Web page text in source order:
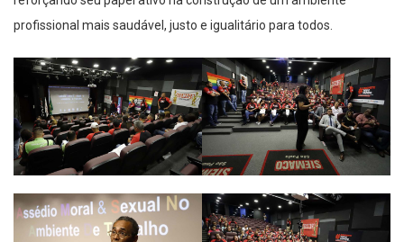
profissional mais saudável, justo e igualitário para todos.